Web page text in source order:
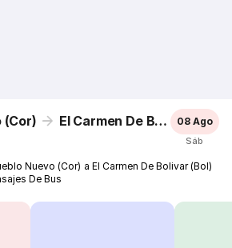
(Cor) El Carmen De Bolivar (Bol) 08 Ago
Sáb
Nuevo (Cor) a El Carmen De Bolivar (Bol)
De Bus